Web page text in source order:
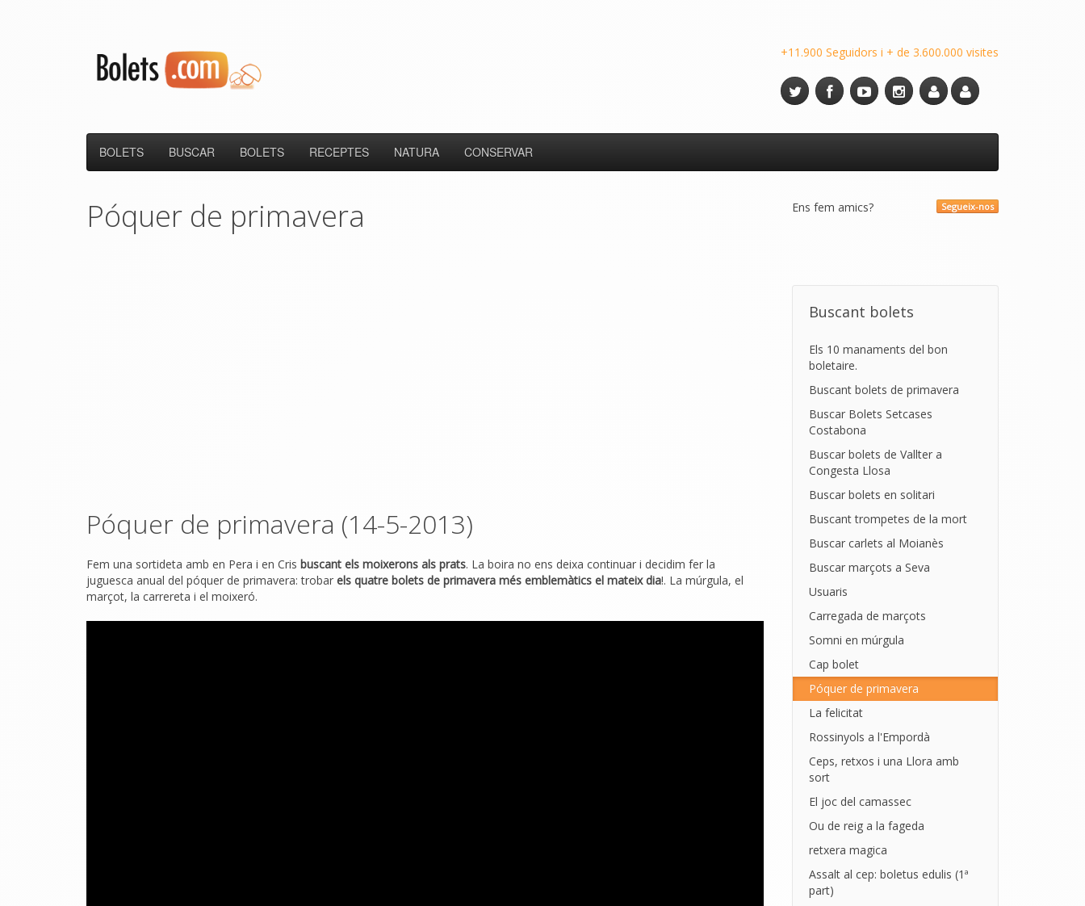
+11.900 Seguidors i + de 3.600.000 visites
BOLETS BUSCAR BOLETS RECEPTES NATURA CONSERVAR
Póquer de primavera
Póquer de primavera (14-5-2013)
Fem una sortideta amb en Pera i en Cris buscant els moixerons als prats. La boira no ens deixa continuar i decidim fer la
juguesca anual del póquer de primavera: trobar els quatre bolets de primavera més emblemàtics el mateix dia!. La múrgula, el
marçot, la carrereta i el moixeró.
Segueix-nos
Ens fem amics?
Buscant bolets
Els 10 manaments del bon
boletaire.
Buscant bolets de primavera
Buscar Bolets Setcases
Costabona
Buscar bolets de Vallter a
Congesta Llosa
Buscar bolets en solitari
Buscant trompetes de la mort
Buscar carlets al Moianès
Buscar marçots a Seva
Usuaris
Carregada de marçots
Somni en múrgula
Cap bolet
Póquer de primavera
La felicitat
Rossinyols a l'Empordà
Ceps, retxos i una Llora amb
sort
El joc del camassec
Ou de reig a la fageda
retxera magica
Assalt al cep: boletus edulis (1ª
part)